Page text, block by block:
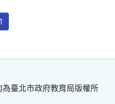
1
臺北市政府教育局版權所